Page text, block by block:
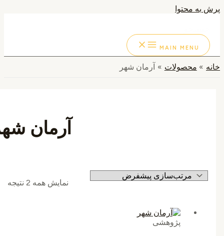
به محتوا
MAIN MENU
محصولات آرمان شهر
آرمان شهر
نمایش همه 2 نتیجه
پژوهشی